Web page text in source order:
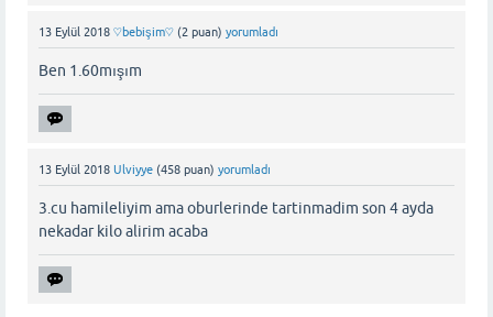
13 Eylül 2018 ♡bebişim♡ (2 puan) yorumladı
Ben 1.60mışım
13 Eylül 2018 Ulviyye (458 puan) yorumladı
3.cu hamileliyim ama oburlerinde tartinmadim son 4 ayda
nekadar kilo alirim acaba